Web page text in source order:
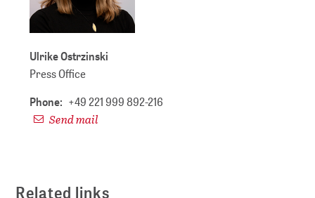
Ulrike Ostrzinski
Press Office
Phone: +49 221 999 892-216
Send mail
Related links